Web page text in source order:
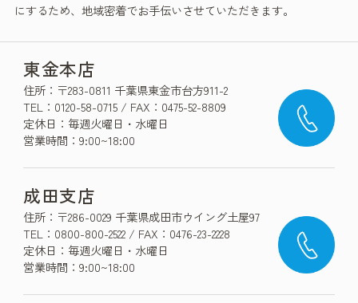
にするため、地域密着でお手伝いさせていただきます。
東金本店
住所：〒283-0811 千葉県東金市台方911-2
TEL：0120-58-0715 / FAX：0475-52-8809
定休日：毎週火曜日・水曜日
営業時間：9:00~18:00
成田支店
住所：〒286-0029 千葉県成田市ウイング土屋97
TEL：0800-800-2522 / FAX：0476-23-2228
定休日：毎週火曜日・水曜日
営業時間：9:00~18:00